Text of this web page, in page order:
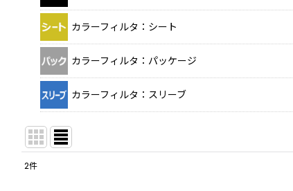
カラーフィルタ：シート
カラーフィルタ：パッケージ
カラーフィルタ：スリーブ
2件